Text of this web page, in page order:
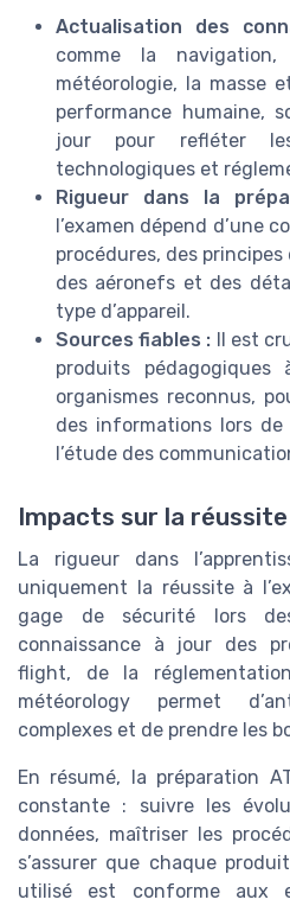
Actualisation des
comme la
météorologie, la masse
performance humaine,
jour pour refléter
technologiques et
Rigueur dans la
l’examen dépend d’une
procédures, des
des aéronefs et des
type d’appareil.
Sources fiables : Il est
produits
organismes reconnus,
des informations lors
l’étude des
Impacts sur la
La rigueur dans
uniquement la réussite à
gage de sécurité lors
connaissance à jour des
flight, de la
météorology permet
complexes et de prendre les
En résumé, la préparation
constante : suivre les
données, maîtriser les
s’assurer que chaque
utilisé est conforme aux